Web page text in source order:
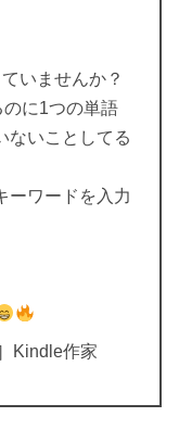
いませんか？
に1つの単語
ないことしてる
ーワードを入力
Kindle作家